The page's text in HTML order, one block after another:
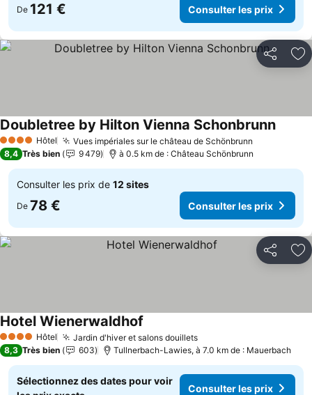
De 121 € Consulter les prix
Partager
4 Étoiles Hôtel Vues impériales sur le château de Schönbrunn
Doubletree by Hilton Vienna Schonbrunn
8,4 Très bien 9 479 à 0.5 km de : Château Schönbrunn
Consulter les prix de 12 sites
De 78 € Consulter les prix
Partager
4 Étoiles Hôtel Jardin d'hiver et salons douillets
Hotel Wienerwaldhof
8,3 Très bien 603 Tullnerbach-Lawies, à 7.0 km de : Mauerbach
Sélectionnez des dates pour voir
Consulter les prix